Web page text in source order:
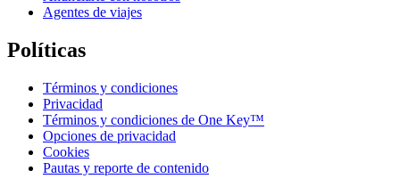
Agentes de viajes
Políticas
Términos y condiciones
Privacidad
Términos y condiciones de One Key™
Opciones de privacidad
Cookies
Pautas y reporte de contenido